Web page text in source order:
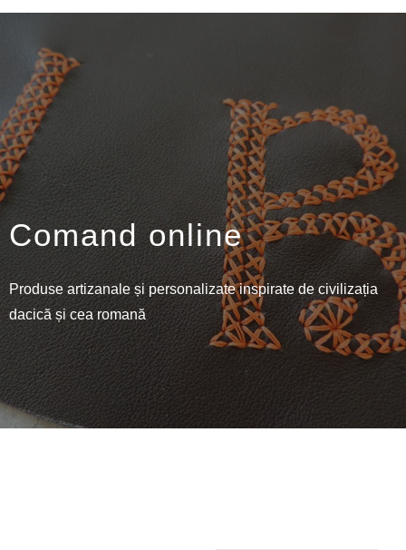
Comand online
Produse artizanale și personalizate inspirate de civilizația
dacică și cea romană